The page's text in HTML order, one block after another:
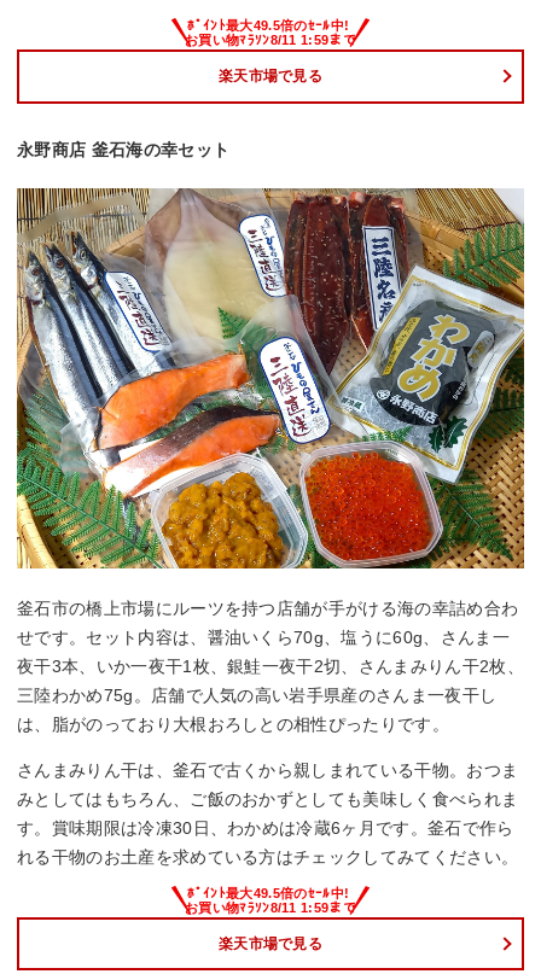
楽天市場で見る
永野商店 釜石海の幸セット
釜石市の橋上市場にルーツを持つ店舗が手がける海の幸詰め合わ
せです。セット内容は、醤油いくら70g、塩うに60g、さんま一
夜干3本、いか一夜干1枚、銀鮭一夜干2切、さんまみりん干2枚、
三陸わかめ75g。店舗で人気の高い岩手県産のさんま一夜干し
は、脂がのっており大根おろしとの相性ぴったりです。
さんまみりん干は、釜石で古くから親しまれている干物。おつま
みとしてはもちろん、ご飯のおかずとしても美味しく食べられま
す。賞味期限は冷凍30日、わかめは冷蔵6ヶ月です。釜石で作ら
れる干物のお土産を求めている方はチェックしてみてください。
楽天市場で見る